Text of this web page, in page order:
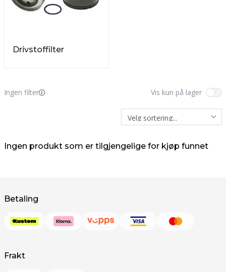
Drivstoffilter
Ingen filter Vis kun på lager
Ingen produkt som er tilgjengelige for kjøp funnet
Betaling
Frakt